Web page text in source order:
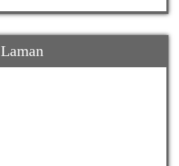
Laman